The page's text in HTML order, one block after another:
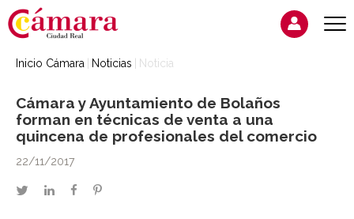
Inicio Cámara Noticias Noticia
Cámara y Ayuntamiento de Bolaños
forman en técnicas de venta a una
quincena de profesionales del comercio
22/11/2017
twitterlinkedinfacebookpinterest